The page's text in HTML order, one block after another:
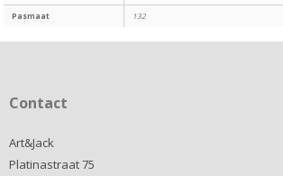
Pasmaat 132
Contact
Art&Jack
Platinastraat 75